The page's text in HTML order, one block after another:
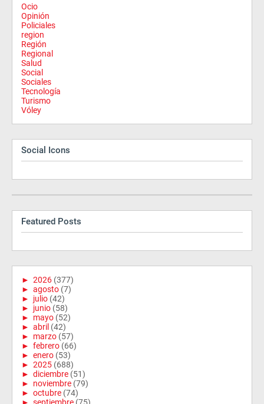
Ocio
Opinión
Policiales
region
Región
Regional
Salud
Social
Sociales
Tecnología
Turismo
Vóley
Social Icons
Featured Posts
► 2026 (377)
► agosto (7)
► julio (42)
► junio (58)
► mayo (52)
► abril (42)
► marzo (57)
► febrero (66)
► enero (53)
► 2025 (688)
► diciembre (51)
► noviembre (79)
► octubre (74)